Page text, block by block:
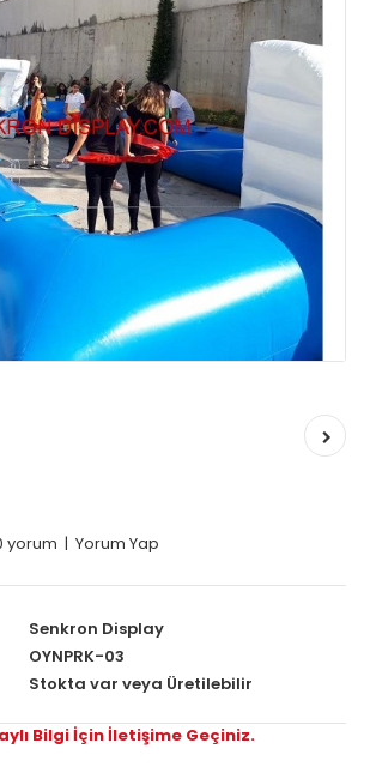
yorum | Yorum Yap
Senkron Display
OYNPRK-03
Stokta var veya Üretilebilir
Bilgi İçin İletişime Geçiniz.